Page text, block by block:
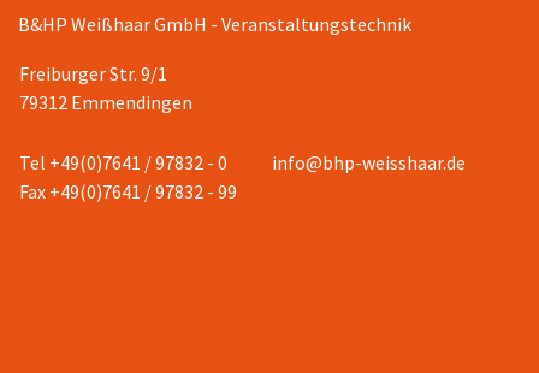
B&HP Weißhaar GmbH - Veranstaltungstechnik
Freiburger Str. 9/1
79312 Emmendingen
Tel +49(0)7641 / 97832 - 0
Fax +49(0)7641 / 97832 - 99
info@bhp-weisshaar.de